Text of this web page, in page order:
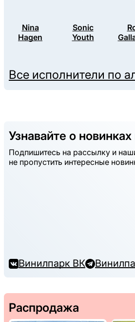
Nina
Hagen
Sonic
Youth
Все исполнители по
Узнавайте о
Подпишитесь на рассылку и
не пропустить интересные
Винилпарк ВК
Распродажа